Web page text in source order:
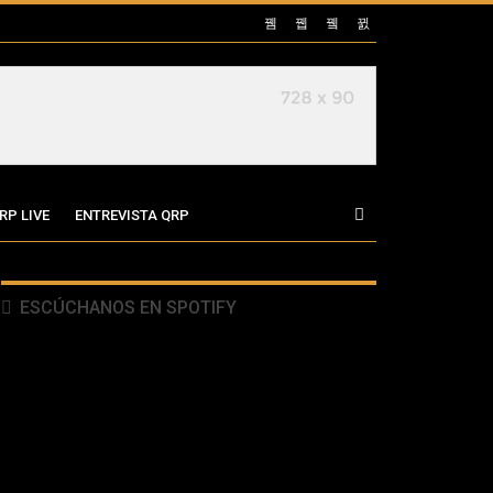
LIVE ENTREVISTA QRP
ESCÚCHANOS EN SPOTIFY